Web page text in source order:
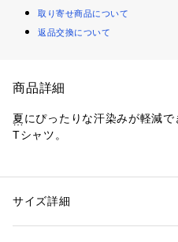
取り寄せ商品について
返品交換について
商品詳細
夏にぴったりな汗染みが軽減
Tシャツ。
首がクルーネックで甘くなりす
性別：レディース
素材：綿 100%
サイズ詳細